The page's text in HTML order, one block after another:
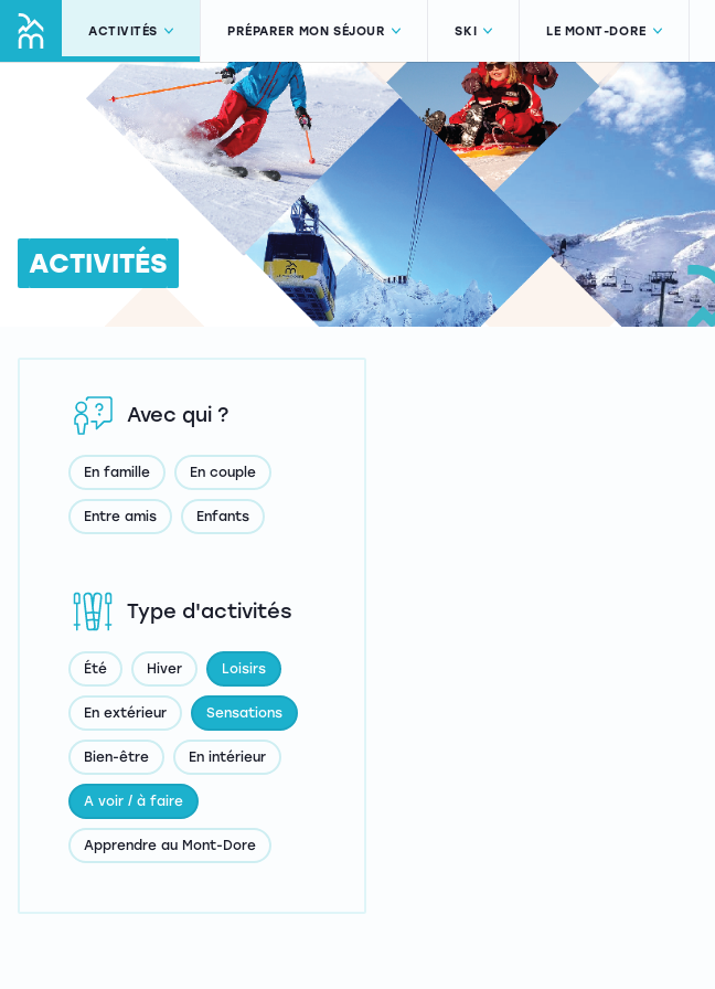
ACTIVITÉS PRÉPARER MON SÉJOUR SKI LE MONT-DORE
ACTIVITÉS
Type d'activités
Été Hiver Loisirs
En extérieur Sensations
Bien-être En intérieur
A voir / à faire
Apprendre au Mont-Dore
Avec qui ?
En famille En couple
Entre amis Enfants